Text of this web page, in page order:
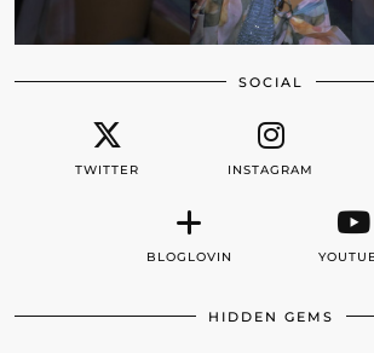
SOCIAL
TWITTER INSTAGRAM
BLOGLOVIN
HIDDEN GEMS